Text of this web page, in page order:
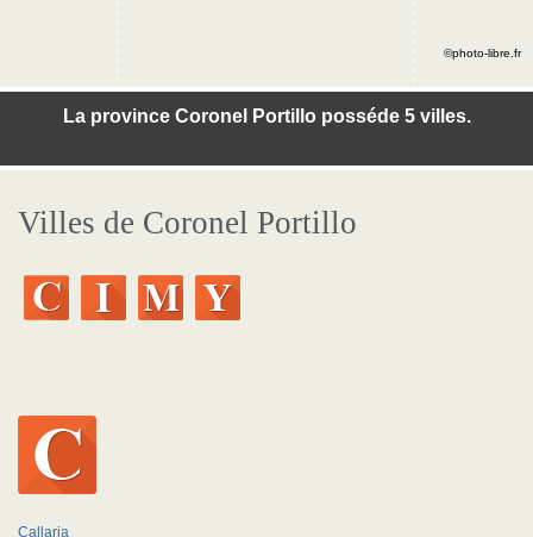
La province Coronel Portillo posséde 5 villes.
©photo-libre.fr
Villes de Coronel Portillo
Callaria